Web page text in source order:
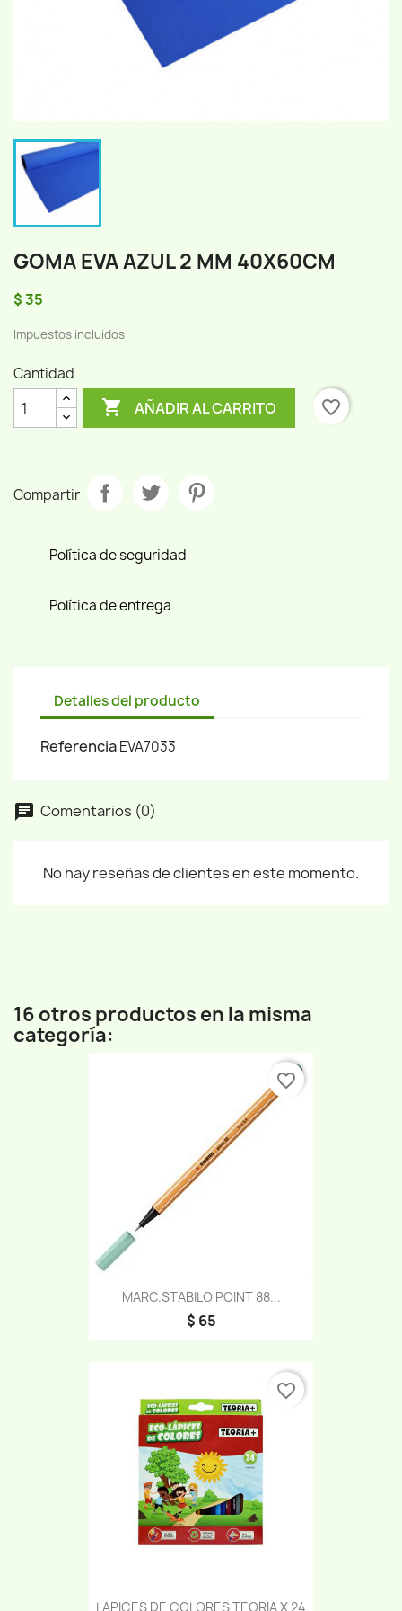
GOMA EVA AZUL 2 MM 40X60CM
$ 35
Impuestos incluidos
Cantidad
 AÑADIR AL CARRITO favorite_border
Compartir
Política de seguridad
Política de entrega
Detalles del producto
ReferenciaEVA7033
Comentarios (0)
No hay reseñas de clientes en este momento.
16 otros productos en la misma
categoría:
MARC.STABILO POINT 88...
$ 65
favorite_border
LAPICES DE COLORES TEORIA X 24
favorite_border